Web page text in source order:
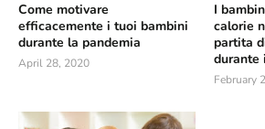
Come motivare
efficacemente i tuoi bambini
durante la pandemia
April 28, 2020
I
calorie
partita
durante
February